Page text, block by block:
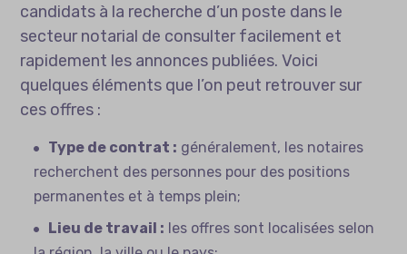
candidats à la recherche d’un poste dans le
secteur notarial de consulter facilement et
rapidement les annonces publiées. Voici
quelques éléments que l’on peut retrouver sur
ces offres :
Type de contrat : généralement, les notaires
recherchent des personnes pour des positions
permanentes et à temps plein;
Lieu de travail : les offres sont localisées selon